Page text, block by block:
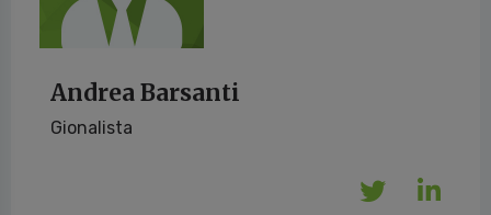
Andrea Barsanti
Gionalista